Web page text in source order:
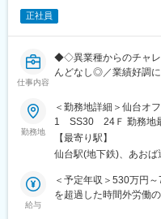
変更の範囲：会社の定
・出張：ほぼ無し
・リモート：有、サテ
■当社について：
当社はキヤノンの営業
しています。半導体関
製品／ソリューション
正社員
仕事内容
◆◇異業種からのチャレ
んどなし◎／業績好調
◇採用背景については、
方の体制強化のため募
■職務概要：
自社パッケージソフト
トとして、顧客との打
後のサポートをご担当
勤務地
＜勤務地詳細＞仙台オ
1 SS30 24Ｆ 勤務地
策：屋内全面禁煙変更
ーク含む）
【最寄り駅】
仙台駅(地下鉄)、あおば
給与
＜予定年収＞530万円
を超過した時間外労働